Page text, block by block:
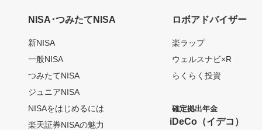
NISA･つみたてNISA
新NISA
一般NISA
つみたてNISA
ジュニアNISA
NISAをはじめるには
楽天証券NISAの魅力
ロボアドバイザー
楽ラップ
ウェルスナビ×R
らくらく投資
確定拠出年金
iDeCo（イデコ）